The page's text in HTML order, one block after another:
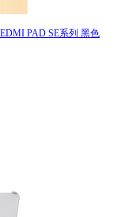
PAD SE系列 黑色